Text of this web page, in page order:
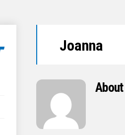
Joanna
About